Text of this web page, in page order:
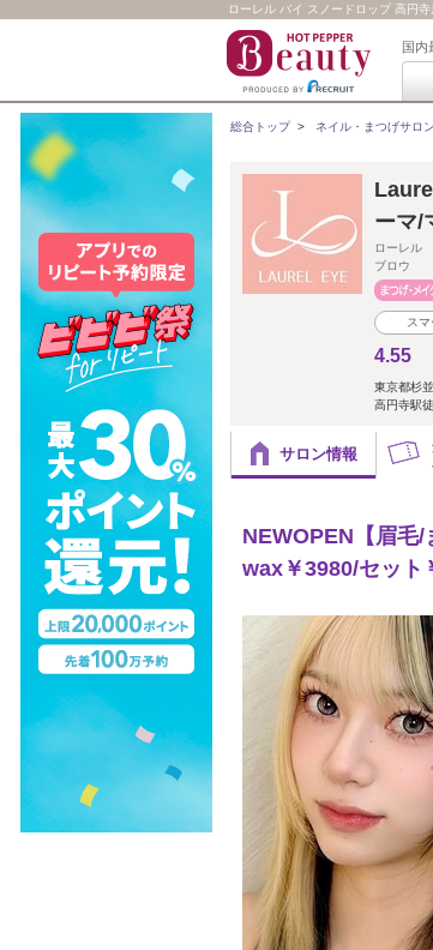
ローレル バイ スノードロップ 高円
国内
総合トップ> ネイル・まつげサロ
ーマ/
ローレル
ブロウ
ス
4.55
東京都杉
高円寺駅
サロン情報
NEWOPEN【眉毛
wax￥3980/セット